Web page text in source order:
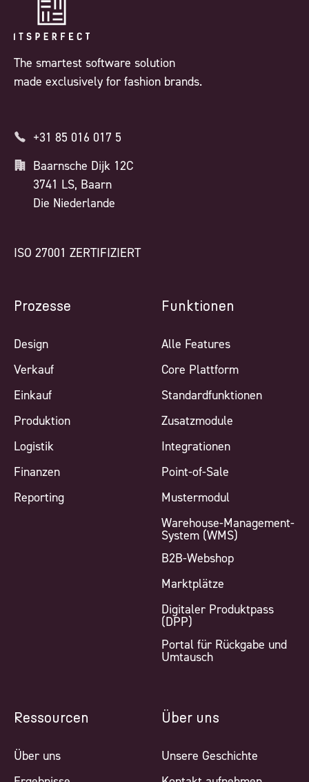
The smartest software solution
made exclusively for fashion brands.
+31 85 016 017 5
Baarnsche Dijk 12C
3741 LS, Baarn
Die Niederlande
ISO 27001 ZERTIFIZIERT
Prozesse
Design
Verkauf
Einkauf
Produktion
Logistik
Finanzen
Reporting
Funktionen
Alle Features
Core Plattform
Standardfunktionen
Zusatzmodule
Integrationen
Point-of-Sale
Mustermodul
Warehouse-Management-
System (WMS)
B2B-Webshop
Marktplätze
Digitaler Produktpass
(DPP)
Portal für Rückgabe und
Umtausch
Ressourcen
Über uns
Über uns
Unsere Geschichte